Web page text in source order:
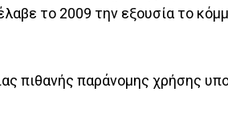
το 2009 την εξουσία το
πιθανής παράνομης χρήσης